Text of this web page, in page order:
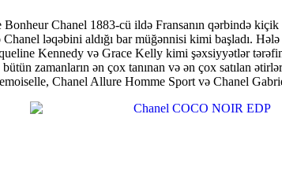
Chanel 1883-cü ildə Fransanın qərbində
ləqəbini aldığı bar müğənnisi kimi başladı.
Kennedy və Grace Kelly kimi şəxsiyyətlər
zamanların ən çox tanınan və ən çox satılan
Chanel Allure Homme Sport və Chanel